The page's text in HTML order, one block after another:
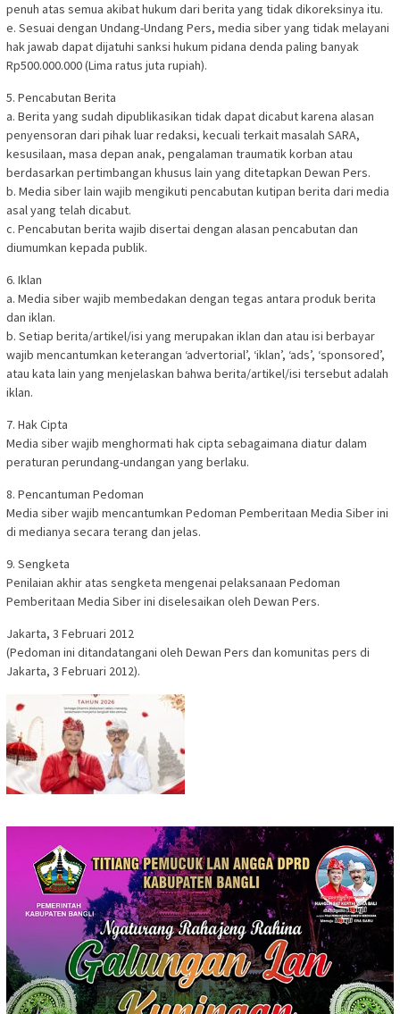
penuh atas semua akibat hukum dari berita yang tidak dikoreksinya itu.
e. Sesuai dengan Undang-Undang Pers, media siber yang tidak melayani
hak jawab dapat dijatuhi sanksi hukum pidana denda paling banyak
Rp500.000.000 (Lima ratus juta rupiah).
5. Pencabutan Berita
a. Berita yang sudah dipublikasikan tidak dapat dicabut karena alasan
penyensoran dari pihak luar redaksi, kecuali terkait masalah SARA,
kesusilaan, masa depan anak, pengalaman traumatik korban atau
berdasarkan pertimbangan khusus lain yang ditetapkan Dewan Pers.
b. Media siber lain wajib mengikuti pencabutan kutipan berita dari media
asal yang telah dicabut.
c. Pencabutan berita wajib disertai dengan alasan pencabutan dan
diumumkan kepada publik.
6. Iklan
a. Media siber wajib membedakan dengan tegas antara produk berita
dan iklan.
b. Setiap berita/artikel/isi yang merupakan iklan dan atau isi berbayar
wajib mencantumkan keterangan ‘advertorial’, ‘iklan’, ‘ads’, ‘sponsored’,
atau kata lain yang menjelaskan bahwa berita/artikel/isi tersebut adalah
iklan.
7. Hak Cipta
Media siber wajib menghormati hak cipta sebagaimana diatur dalam
peraturan perundang-undangan yang berlaku.
8. Pencantuman Pedoman
Media siber wajib mencantumkan Pedoman Pemberitaan Media Siber ini
di medianya secara terang dan jelas.
9. Sengketa
Penilaian akhir atas sengketa mengenai pelaksanaan Pedoman
Pemberitaan Media Siber ini diselesaikan oleh Dewan Pers.
Jakarta, 3 Februari 2012
(Pedoman ini ditandatangani oleh Dewan Pers dan komunitas pers di
Jakarta, 3 Februari 2012).